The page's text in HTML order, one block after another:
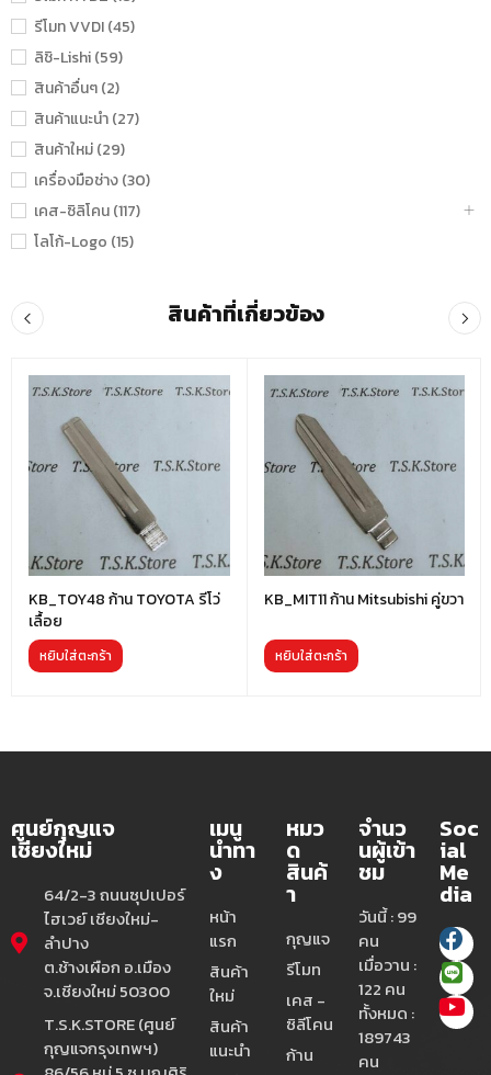
รีโมท VVDI (45)
ลิชิ-Lishi (59)
สินค้าอื่นๆ (2)
สินค้าแนะนำ (27)
สินค้าใหม่ (29)
เครื่องมือช่าง (30)
เคส-ซิลิโคน (117)
โลโก้-Logo (15)
สินค้าที่เกี่ยวข้อง
KB_TOY48 ก้าน TOYOTA รีโว่
เลื้อย
หยิบใส่ตะกร้า
KB_MIT11 ก้าน Mitsubishi คู่ขวา
หยิบใส่ตะกร้า
ศูนย์กุญแจ
เชียงใหม่
64/2-3 ถนนซุปเปอร์
ไฮเวย์ เชียงใหม่-
ลำปาง
ต.ช้างเผือก อ.เมือง
จ.เชียงใหม่ 50300
T.S.K.STORE (ศูนย์
กุญแจกรุงเทพฯ)
เมนู
นำทา
ง
หน้า
แรก
สินค้า
ใหม่
สินค้า
แนะนำ
หมว
ด
สินค้
า
กุญแจ
รีโมท
เคส -
ซิลีโคน
ก้าน
จำนว
นผู้เข้า
ชม
วันนี้ : 99
คน
เมื่อวาน :
122 คน
ทั้งหมด :
189743
คน
Soc
ial
Me
dia